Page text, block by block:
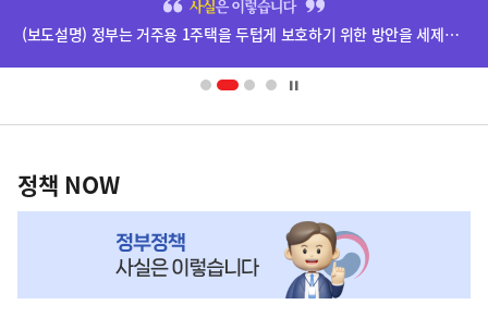
영
(보도설명) 정부는 거주용 1주택을 두텁게 보호하기 위한 방안을 세제개편안에 담았습니다.
책
NOW,
정책 NOW